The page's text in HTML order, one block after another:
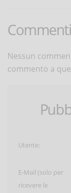
Nessun
commento a
Utente:
E-Mail (solo per
ricevere le